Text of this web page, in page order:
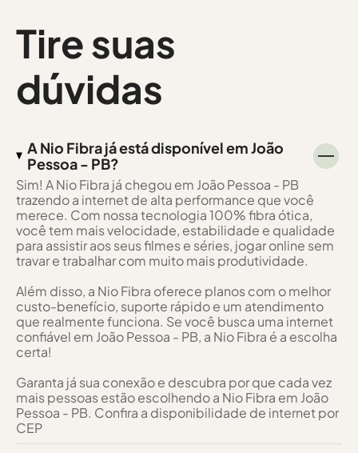
Tire suas
dúvidas
A Nio Fibra já está disponível em João
Pessoa - PB?
Sim! A Nio Fibra já chegou em João Pessoa - PB
trazendo a internet de alta performance que você
merece. Com nossa tecnologia 100% fibra ótica,
você tem mais velocidade, estabilidade e qualidade
para assistir aos seus filmes e séries, jogar online sem
travar e trabalhar com muito mais produtividade.
Além disso, a Nio Fibra oferece planos com o melhor
custo-benefício, suporte rápido e um atendimento
que realmente funciona. Se você busca uma internet
confiável em João Pessoa - PB, a Nio Fibra é a escolha
certa!
Garanta já sua conexão e descubra por que cada vez
mais pessoas estão escolhendo a Nio Fibra em João
Pessoa - PB. Confira a disponibilidade de internet por
CEP